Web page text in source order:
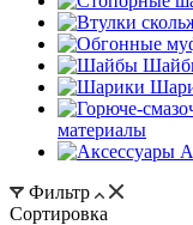
материалы
Фильтр
Сортировка